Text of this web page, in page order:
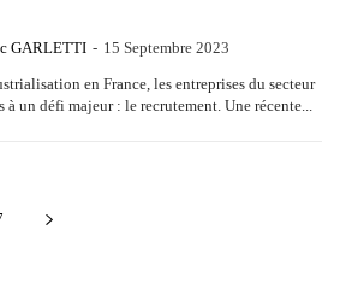
GARLETTI - 15 Septembre 2023
en France, les entreprises du secteur
un défi majeur : le recrutement. Une récente...